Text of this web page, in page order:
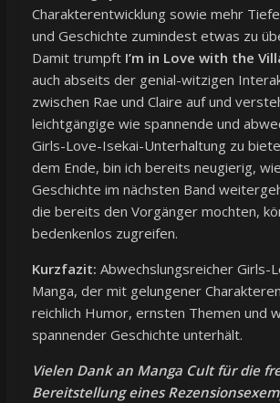
Charakterentwicklung sowie mehr
und Geschichte zumindest etwas zu
Damit trumpft I’m in Love with the
auch abseits der genial-witzigen
zwischen Rae und Claire auf und
leichtgängige wie spannende und
Girls-Love-Isekai-Unterhaltung zu
dem Ende, bin ich bereits neugierig,
Geschichte im nächsten Band
die bereits den Vorgänger mochten,
bedenkenlos zugreifen.
Kurzfazit: Abwechslungsreicher Girls-
Manga, der mit gelungener
reichlich Humor, ernsten Themen und
spannender Geschichte unterhält.
Vielen Dank anManga Cultfür die
Bereitstellung eines